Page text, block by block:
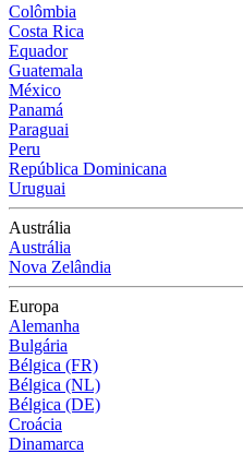
Colômbia
Costa Rica
Equador
Guatemala
México
Panamá
Paraguai
Peru
República Dominicana
Uruguai
Austrália
Austrália
Nova Zelândia
Europa
Alemanha
Bulgária
Bélgica (FR)
Bélgica (NL)
Bélgica (DE)
Croácia
Dinamarca